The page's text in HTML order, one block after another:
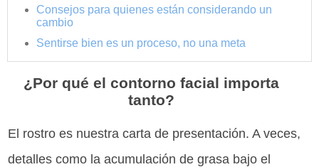
Consejos para quienes están considerando un
cambio
Sentirse bien es un proceso, no una meta
¿Por qué el contorno facial importa
tanto?
El rostro es nuestra carta de presentación. A veces,
detalles como la acumulación de grasa bajo el